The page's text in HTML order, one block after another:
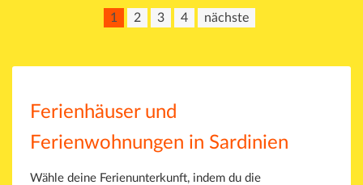
1 2 3 4 nächste
Ferienhäuser und
Ferienwohnungen in Sardinien
Wähle deine Ferienunterkunft, indem du die